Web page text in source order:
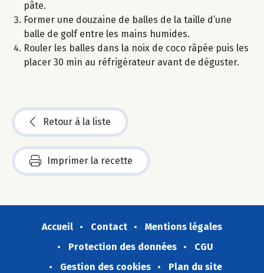
pâte.
Former une douzaine de balles de la taille d’une
balle de golf entre les mains humides.
Rouler les balles dans la noix de coco râpée puis les
placer 30 min au réfrigérateur avant de déguster.
Retour à la liste
Imprimer la recette
Accueil Contact
Mentions légales
Protection des données
CGU
Gestion des cookies
Plan du site